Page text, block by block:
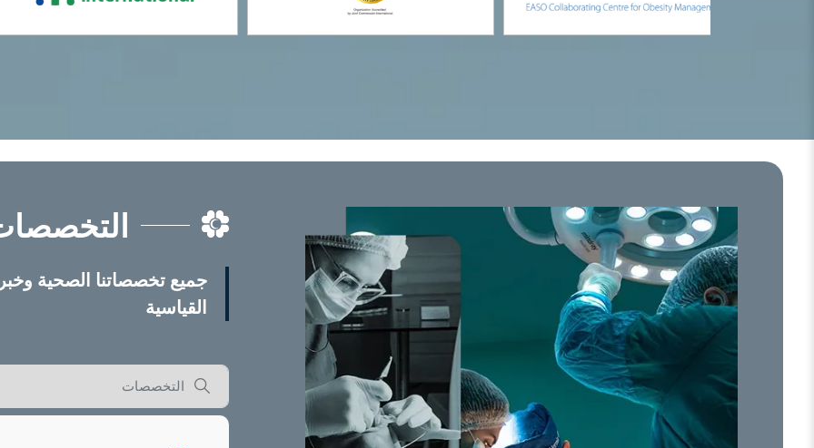
جميع تخصصاتنا الصحية
القياسية